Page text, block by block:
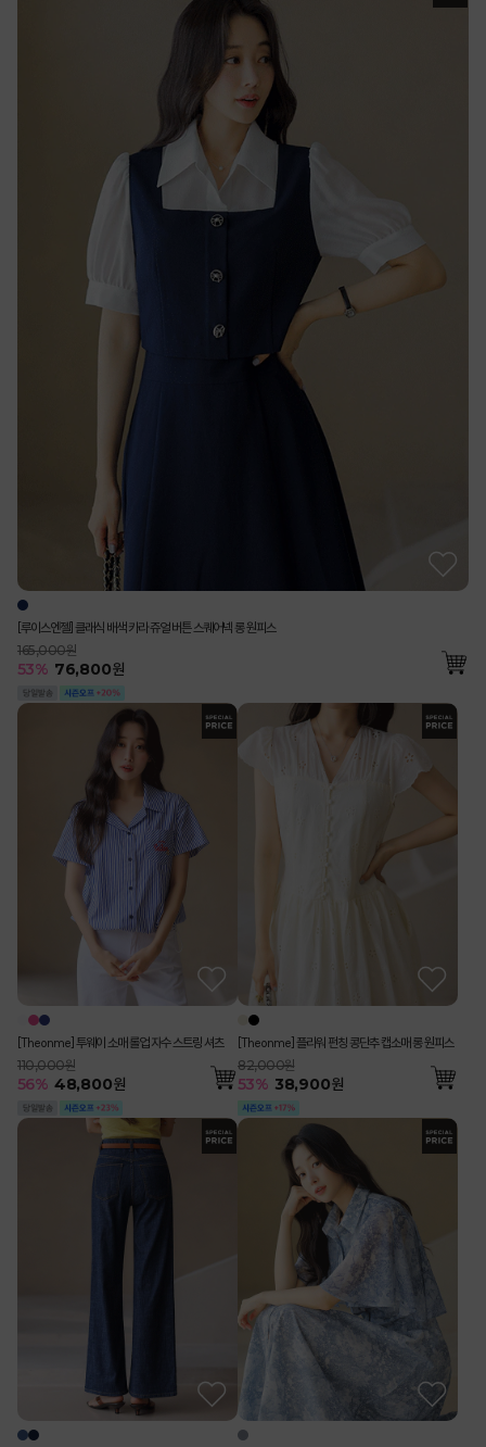
[루이스엔젤] 클래식 배색 카라 쥬얼 버튼 스퀘어넥 롱 원피스
165,000원
53% 76,800원
[Theonme] 투웨이 소매 롤업 자수 스트링 셔츠
110,000원
56% 48,800원
[Theonme] 플라워 펀칭 콩단추 캡소매 롱 원피스
82,000원
53% 38,900원